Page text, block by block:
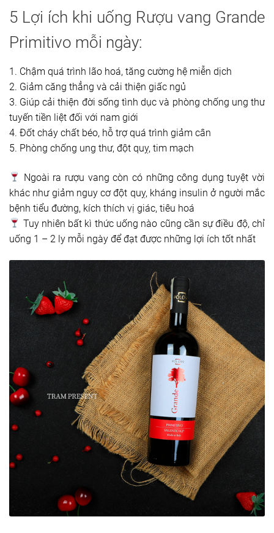
5 Lợi ích khi uống Rượu vang Grande
Primitivo mỗi ngày:
1. Chậm quá trình lão hoá, tăng cường hệ miễn dịch
2. Giảm căng thẳng và cải thiện giấc ngủ
3. Giúp cải thiện đời sống tình dục và phòng chống ung thư
tuyến tiền liệt đối với nam giới
4. Đốt cháy chất béo, hỗ trợ quá trình giảm cân
5. Phòng chống ung thư, đột quỵ, tim mạch
Ngoài ra rượu vang còn có những công dụng tuyệt vời
khác như giảm nguy cơ đột quỵ, kháng insulin ở người mắc
bệnh tiểu đường, kích thích vị giác, tiêu hoá
Tuy nhiên bất kì thức uống nào cũng cần sự điều độ, chỉ
uống 1 – 2 ly mỗi ngày để đạt được những lợi ích tốt nhất